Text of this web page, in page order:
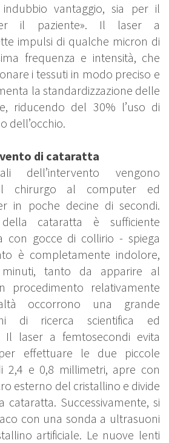
vantaggio, sia per il
il paziente». Il laser a
impulsi di qualche micron di
frequenza e intensità, che
i tessuti in modo preciso e
la standardizzazione delle
riducendo del 30% l’uso di
dell’occhio.
di cataratta
dell’intervento vengono
chirurgo al computer ed
in poche decine di secondi.
cataratta è sufficiente
con gocce di collirio - spiega
è completamente indolore,
tanto da apparire al
procedimento relativamente
occorrono una grande
di ricerca scientifica ed
Il laser a femtosecondi evita
effettuare le due piccole
2,4 e 0,8 millimetri, apre con
esterno del cristallino e divide
Successivamente, si
con una sonda a ultrasuoni
artificiale. Le nuove lenti